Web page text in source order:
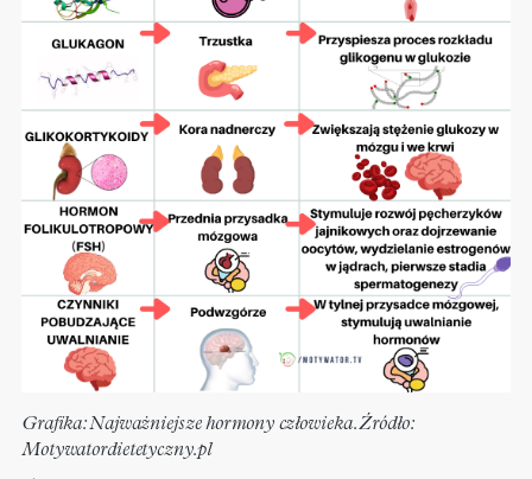
Grafika: Najważniejsze hormony człowieka. Źródło:
Motywatordietetyczny.pl